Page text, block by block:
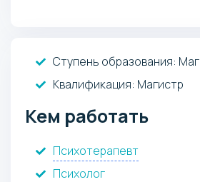
Ступень образования:
Квалификация: Магистр
Кем работать
Психотерапевт
Психолог